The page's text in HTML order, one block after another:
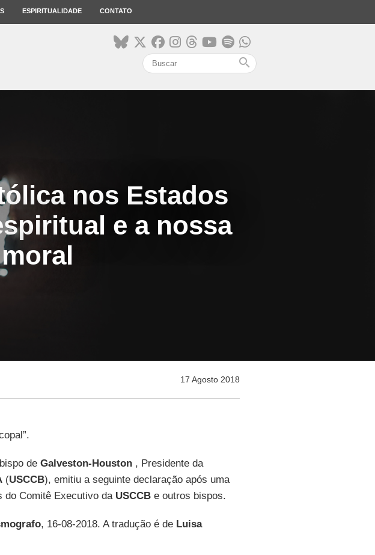
ESPIRITUALIDADE CONTATO
search
nos Estados
e a nossa
17 Agosto 2018
de Galveston-Houston, Presidente da
(USCCB), emitiu a seguinte declaração após uma
do Comitê Executivo da USCCBe outros bispos.
, 16-08-2018. A tradução é de Luisa